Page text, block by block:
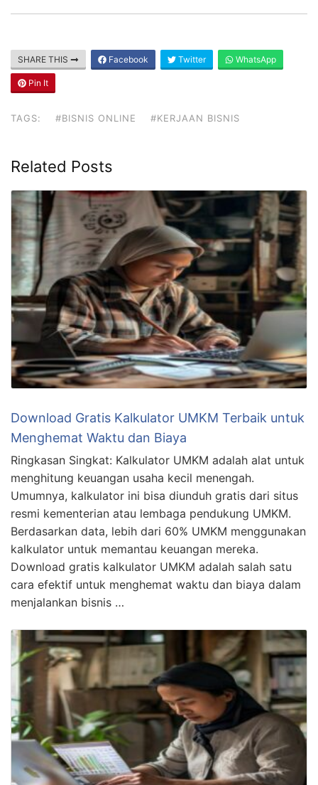
SHARE THIS Facebook Twitter WhatsApp
Pin It
TAGS: #BISNIS ONLINE #KERJAAN BISNIS
Related Posts
Download Gratis Kalkulator UMKM Terbaik untuk
Menghemat Waktu dan Biaya
Ringkasan Singkat: Kalkulator UMKM adalah alat untuk
menghitung keuangan usaha kecil menengah.
Umumnya, kalkulator ini bisa diunduh gratis dari situs
resmi kementerian atau lembaga pendukung UMKM.
Berdasarkan data, lebih dari 60% UMKM menggunakan
kalkulator untuk memantau keuangan mereka.
Download gratis kalkulator UMKM adalah salah satu
cara efektif untuk menghemat waktu dan biaya dalam
menjalankan bisnis …